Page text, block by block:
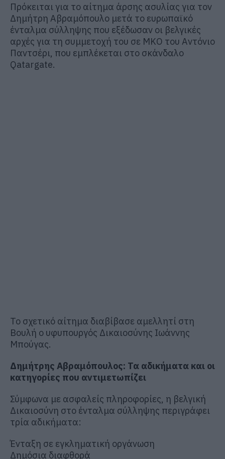
Πρόκειται για το αίτημα άρσης ασυλίας για τον
Δημήτρη Αβραμόπουλο μετά το ευρωπαϊκό
ένταλμα σύλληψης που εξέδωσαν οι βελγικές
αρχές για τη συμμετοχή του σε ΜΚΟ του Αντόνιο
Παντσέρι, που εμπλέκεται στο σκάνδαλο
Qatargate.
Το σχετικό αίτημα διαβίβασε αμελλητί στη
Βουλή ο υφυπουργός Δικαιοσύνης Ιωάννης
Μπούγας.
Δημήτρης Αβραμόπουλος: Τα αδικήματα και οι
κατηγορίες που αντιμετωπίζει
Σύμφωνα με ασφαλείς πληροφορίες, η βελγική
Δικαιοσύνη στο ένταλμα σύλληψης περιγράφει
τρία αδικήματα:
Ένταξη σε εγκληματική οργάνωση
Δημόσια διαφθορά